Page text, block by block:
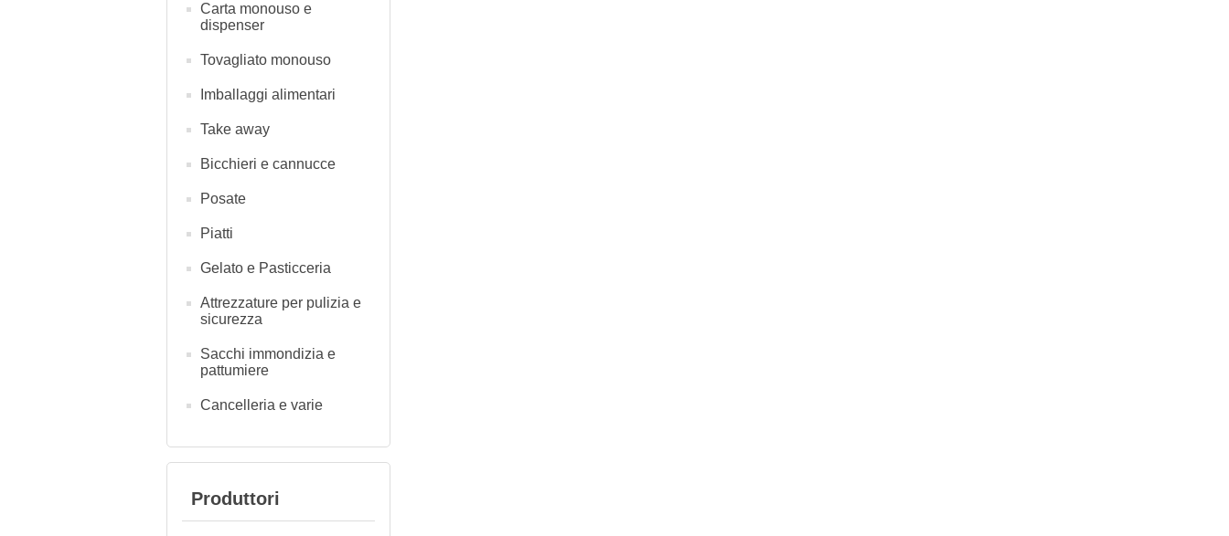
Carta monouso e
dispenser
Tovagliato monouso
Imballaggi alimentari
Take away
Bicchieri e cannucce
Posate
Piatti
Gelato e Pasticceria
Attrezzature per pulizia e
sicurezza
Sacchi immondizia e
pattumiere
Cancelleria e varie
Produttori